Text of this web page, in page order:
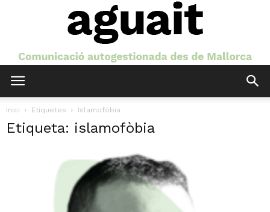
Inici Etiquetes Islamofòbia
Etiqueta: islamofòbia